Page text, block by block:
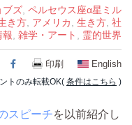
ブズ ペルセウス座α星ミル
き方 アメリカ 生き方 社
報 雑学・アート 霊的世界
Facebook
印刷 English
トのみ転載OK( 条件はこちら )
スピーチを以前紹介し